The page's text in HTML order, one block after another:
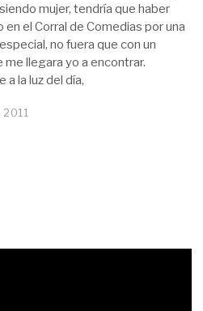
mujer, tendría que haber
en el Corral de Comedias por una
no fuera que con un
me llegara yo a encontrar.
a la luz del día,